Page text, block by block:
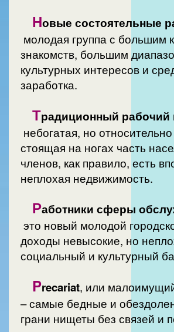
Новые состоятельные
молодая группа с большим
знакомств, большим
культурных интересов и
заработка.
Традиционный рабочий
небогатая, но
стоящая на ногах часть
членов, как правило, есть
неплохая недвижимость.
Работники сферы
это новый молодой
доходы невысокие, но неплохой
социальный и культурный
Precariat, или
– самые бедные и
грани нищеты без связей и